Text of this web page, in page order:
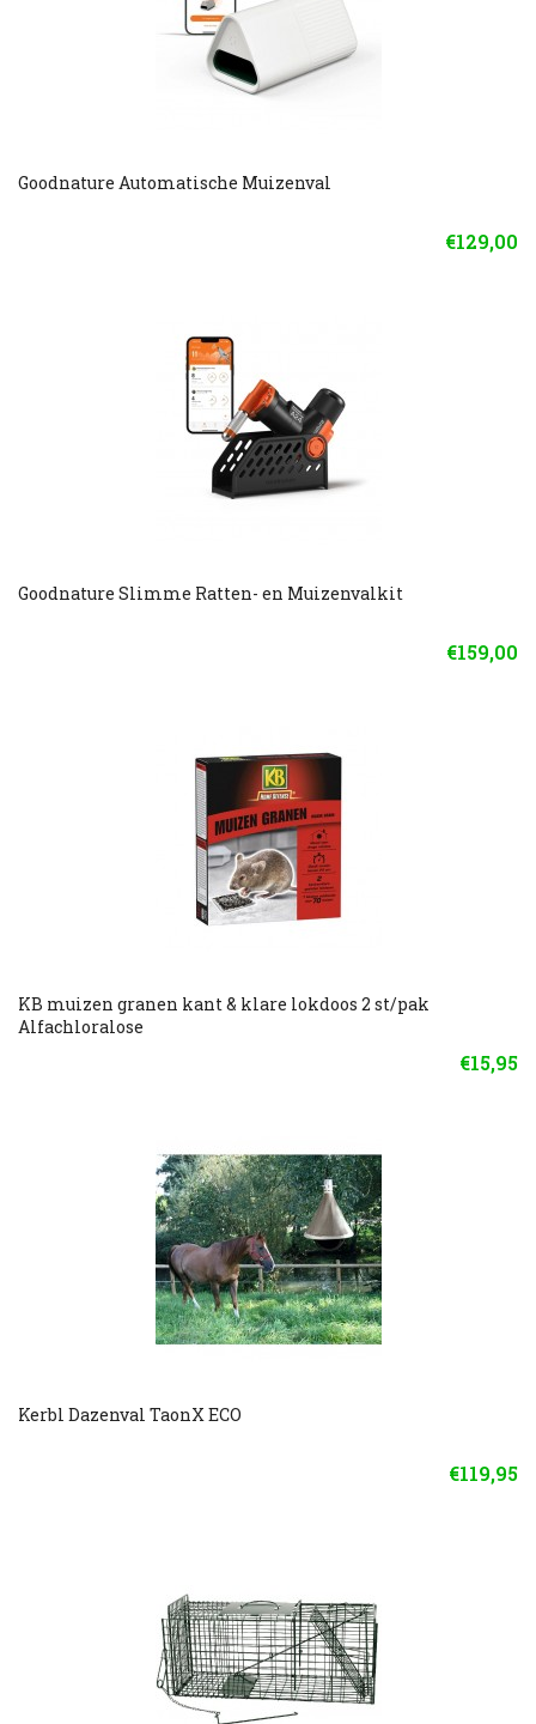
Goodnature Automatische Muizenval
€129,00
Goodnature Slimme Ratten- en Muizenvalkit
€159,00
KB muizen granen kant & klare lokdoos 2 st/pak
Alfachloralose
€15,95
Kerbl Dazenval TaonX ECO
€119,95